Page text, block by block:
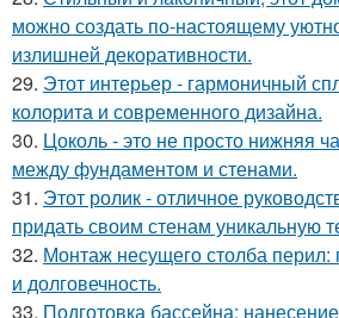
можно создать по-настоящему
излишней декоративности.
29. Этот интерьер - гармоничный
колорита и современного дизайна.
30. Цоколь - это не просто нижняя
между фундаментом и стенами.
31. Этот ролик - отличное
придать своим стенам уникальную
32. Монтаж несущего столба перил:
и долговечность.
33. Подготовка бассейна: